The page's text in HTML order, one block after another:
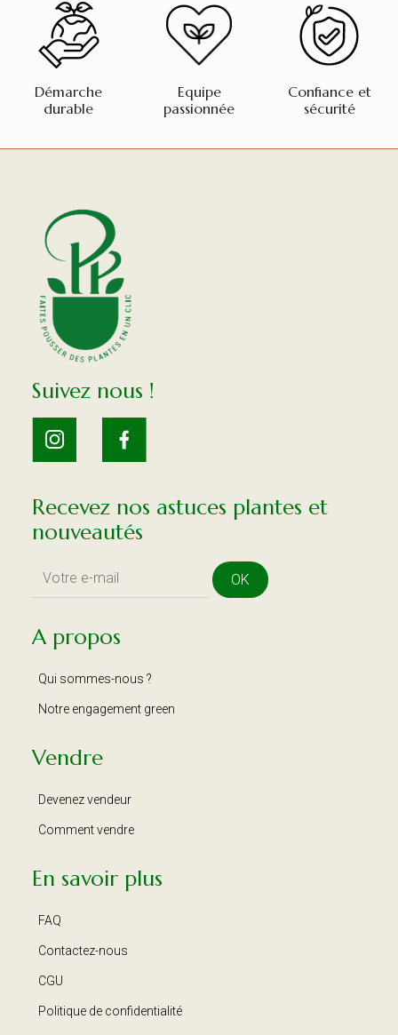
Démarche
durable
Equipe
passionnée
Confiance et
sécurité
Suivez nous !
Recevez nos astuces plantes et
nouveautés
OK
A propos
Qui sommes-nous ?
Notre engagement green
Vendre
Devenez vendeur
Comment vendre
En savoir plus
FAQ
Contactez-nous
CGU
Politique de confidentialité